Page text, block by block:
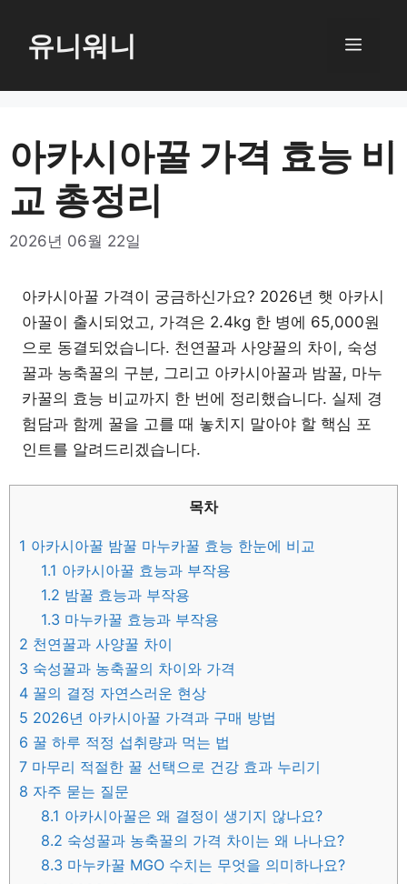
로
뛰
유니워니 메
아카시아꿀 가격 효능 비
교 총정리
2026년 06월 22일
아카시아꿀 가격이 궁금하신가요? 2026년 햇 아카시
아꿀이 출시되었고, 가격은 2.4kg 한 병에 65,000원
으로 동결되었습니다. 천연꿀과 사양꿀의 차이, 숙성
꿀과 농축꿀의 구분, 그리고 아카시아꿀과 밤꿀, 마누
카꿀의 효능 비교까지 한 번에 정리했습니다. 실제 경
험담과 함께 꿀을 고를 때 놓치지 말아야 할 핵심 포
인트를 알려드리겠습니다.
목차
1 아카시아꿀 밤꿀 마누카꿀 효능 한눈에 비교
1.1 아카시아꿀 효능과 부작용
1.2 밤꿀 효능과 부작용
1.3 마누카꿀 효능과 부작용
2 천연꿀과 사양꿀 차이
3 숙성꿀과 농축꿀의 차이와 가격
4 꿀의 결정 자연스러운 현상
5 2026년 아카시아꿀 가격과 구매 방법
6 꿀 하루 적정 섭취량과 먹는 법
7 마무리 적절한 꿀 선택으로 건강 효과 누리기
8 자주 묻는 질문
8.1 아카시아꿀은 왜 결정이 생기지 않나요?
8.2 숙성꿀과 농축꿀의 가격 차이는 왜 나나요?
8.3 마누카꿀 MGO 수치는 무엇을 의미하나요?